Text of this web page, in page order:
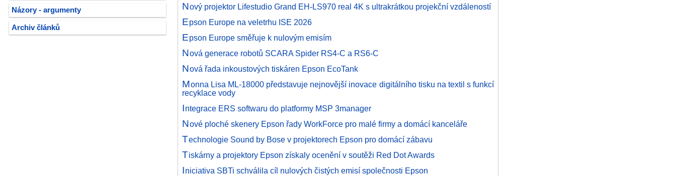
Názory - argumenty
Archiv článků
Nový projektor Lifestudio Grand EH-LS970 real 4K s ultrakrátkou projekční vzdáleností
Epson Europe na veletrhu ISE 2026
Epson Europe směřuje k nulovým emisím
Nová generace robotů SCARA Spider RS4-C a RS6-C
Nová řada inkoustových tiskáren Epson EcoTank
Monna Lisa ML-18000 představuje nejnovější inovace digitálního tisku na textil s funkcí
recyklace vody
Integrace ERS softwaru do platformy MSP 3manager
Nové ploché skenery Epson řady WorkForce pro malé firmy a domácí kanceláře
Technologie Sound by Bose v projektorech Epson pro domácí zábavu
Tiskárny a projektory Epson získaly ocenění v soutěži Red Dot Awards
Iniciativa SBTi schválila cíl nulových čistých emisí společnosti Epson